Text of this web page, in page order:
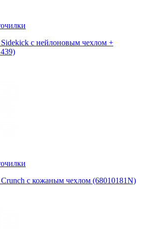
с нейлоновым чехлом +
с кожаным чехлом (68010181N)